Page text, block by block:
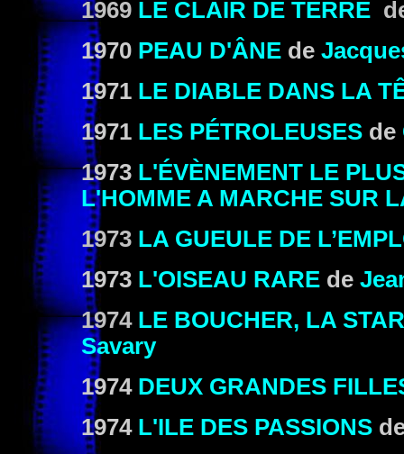
1969 LE CLAIR DE TERRE
1970 PEAU D'ÂNE de
1971 LE DIABLE DANS LA
1971 LES PÉTROLEUSES de
1973 L'ÉVÈNEMENT LE
L'HOMME A MARCHE SUR
1973 LA GUEULE DE
1973 L'OISEAU RARE de
1974 LE BOUCHER, LA
Savary
1974 DEUX GRANDES
1974 L'ILE DES PASSIONS